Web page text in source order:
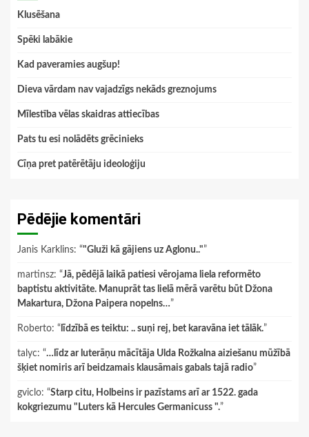
Klusēšana
Spēki labākie
Kad paveramies augšup!
Dieva vārdam nav vajadzīgs nekāds greznojums
Mīlestība vēlas skaidras attiecības
Pats tu esi nolādēts grēcinieks
Cīņa pret patērētāju ideoloģiju
Pēdējie komentāri
Janis Karklins: “"Gluži kā gājiens uz Aglonu.."”
martinsz: “Jā, pēdējā laikā patiesi vērojama liela reformēto
baptistu aktivitāte. Manuprāt tas lielā mērā varētu būt Džona
Makartura, Džona Paipera nopelns…”
Roberto: “ līdzībā es teiktu: .. suņi rej, bet karavāna iet tālāk.”
talyc: “…līdz ar luterāņu mācītāja Ulda Rožkalna aiziešanu mūžībā
šķiet nomiris arī beidzamais klausāmais gabals tajā radio”
gviclo: “Starp citu, Holbeins ir pazīstams arī ar 1522. gada
kokgriezumu "Luters kā Hercules Germanicuss ".”